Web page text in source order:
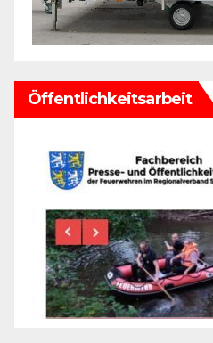
Öffentlichkeitsarbeit